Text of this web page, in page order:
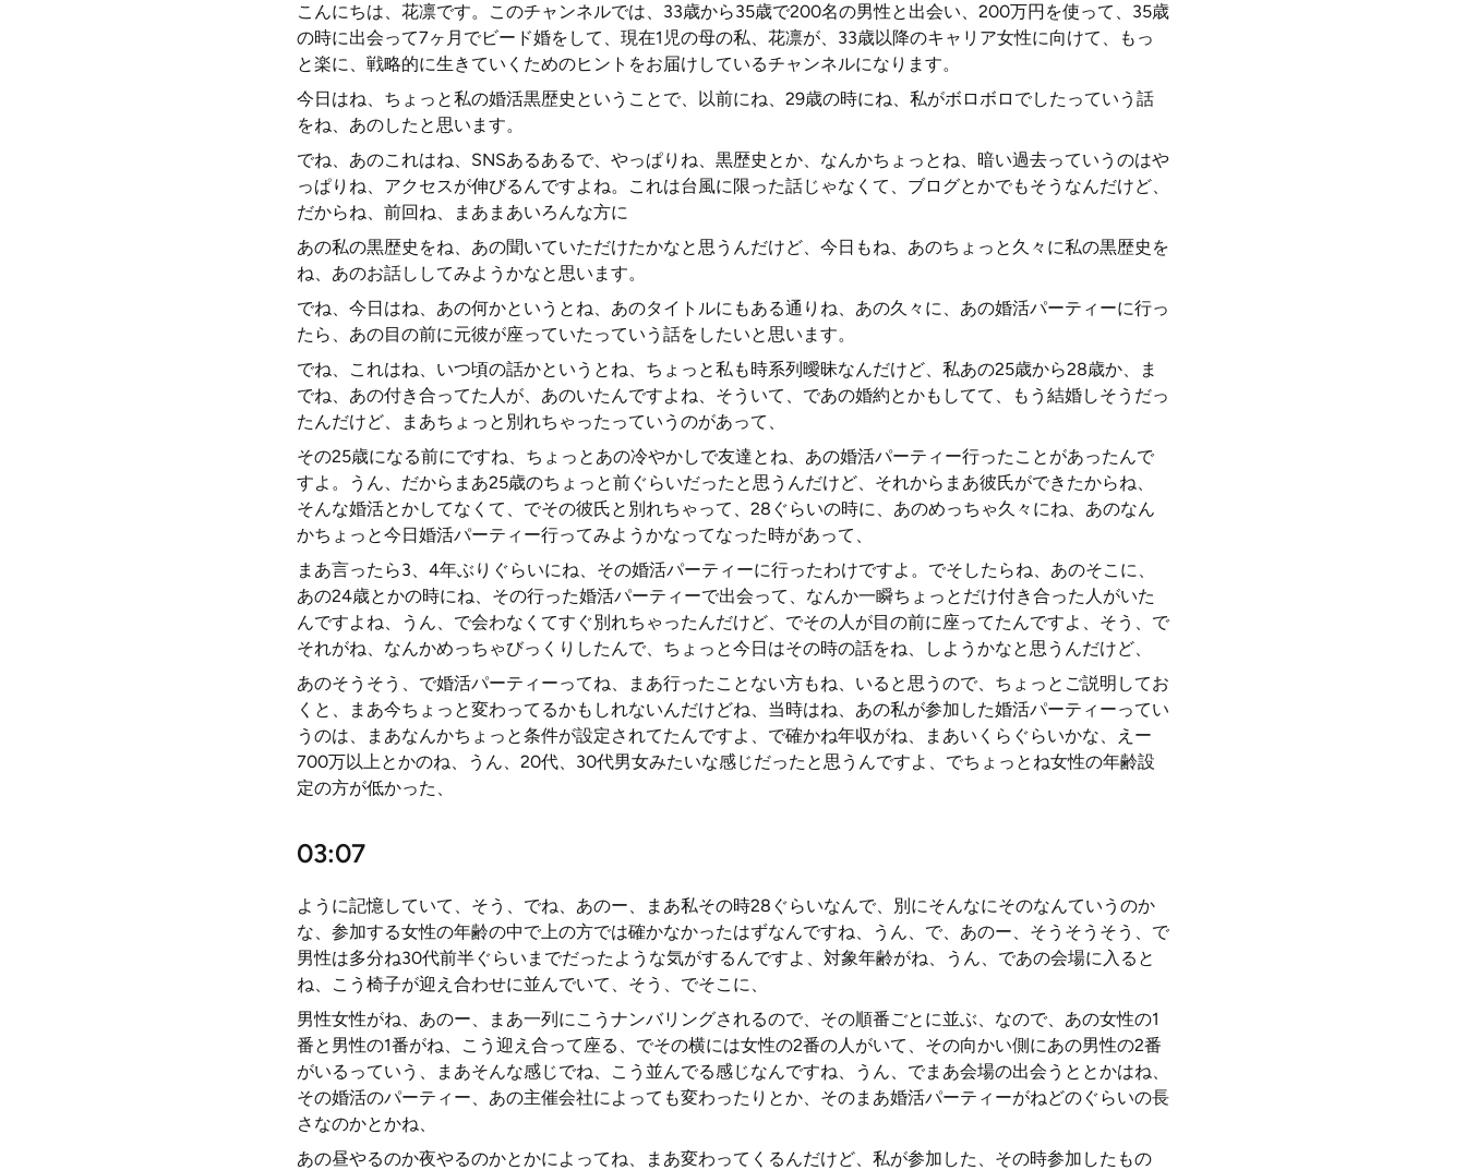
こんにちは、花凛です。このチャンネルでは、33歳から35歳で200名の男性と出会い、200万円を使って、35歳
の時に出会って7ヶ月でビード婚をして、現在1児の母の私、花凛が、33歳以降のキャリア女性に向けて、もっ
と楽に、戦略的に生きていくためのヒントをお届けしているチャンネルになります。
今日はね、ちょっと私の婚活黒歴史ということで、以前にね、29歳の時にね、私がボロボロでしたっていう話
をね、あのしたと思います。
でね、あのこれはね、SNSあるあるで、やっぱりね、黒歴史とか、なんかちょっとね、暗い過去っていうのはや
っぱりね、アクセスが伸びるんですよね。これは台風に限った話じゃなくて、ブログとかでもそうなんだけど、
だからね、前回ね、まあまあいろんな方に
あの私の黒歴史をね、あの聞いていただけたかなと思うんだけど、今日もね、あのちょっと久々に私の黒歴史を
ね、あのお話ししてみようかなと思います。
でね、今日はね、あの何かというとね、あのタイトルにもある通りね、あの久々に、あの婚活パーティーに行っ
たら、あの目の前に元彼が座っていたっていう話をしたいと思います。
でね、これはね、いつ頃の話かというとね、ちょっと私も時系列曖昧なんだけど、私あの25歳から28歳か、ま
でね、あの付き合ってた人が、あのいたんですよね、そういて、であの婚約とかもしてて、もう結婚しそうだっ
たんだけど、まあちょっと別れちゃったっていうのがあって、
その25歳になる前にですね、ちょっとあの冷やかしで友達とね、あの婚活パーティー行ったことがあったんで
すよ。うん、だからまあ25歳のちょっと前ぐらいだったと思うんだけど、それからまあ彼氏ができたからね、
そんな婚活とかしてなくて、でその彼氏と別れちゃって、28ぐらいの時に、あのめっちゃ久々にね、あのなん
かちょっと今日婚活パーティー行ってみようかなってなった時があって、
まあ言ったら3、4年ぶりぐらいにね、その婚活パーティーに行ったわけですよ。でそしたらね、あのそこに、
あの24歳とかの時にね、その行った婚活パーティーで出会って、なんか一瞬ちょっとだけ付き合った人がいた
んですよね、うん、で会わなくてすぐ別れちゃったんだけど、でその人が目の前に座ってたんですよ、そう、で
それがね、なんかめっちゃびっくりしたんで、ちょっと今日はその時の話をね、しようかなと思うんだけど、
あのそうそう、で婚活パーティーってね、まあ行ったことない方もね、いると思うので、ちょっとご説明してお
くと、まあ今ちょっと変わってるかもしれないんだけどね、当時はね、あの私が参加した婚活パーティーってい
うのは、まあなんかちょっと条件が設定されてたんですよ、で確かね年収がね、まあいくらぐらいかな、えー
700万以上とかのね、うん、20代、30代男女みたいな感じだったと思うんですよ、でちょっとね女性の年齢設
定の方が低かった、
03:07
ように記憶していて、そう、でね、あのー、まあ私その時28ぐらいなんで、別にそんなにそのなんていうのか
な、参加する女性の年齢の中で上の方では確かなかったはずなんですね、うん、で、あのー、そうそうそう、で
男性は多分ね30代前半ぐらいまでだったような気がするんですよ、対象年齢がね、うん、であの会場に入ると
ね、こう椅子が迎え合わせに並んでいて、そう、でそこに、
男性女性がね、あのー、まあ一列にこうナンバリングされるので、その順番ごとに並ぶ、なので、あの女性の1
番と男性の1番がね、こう迎え合って座る、でその横には女性の2番の人がいて、その向かい側にあの男性の2番
がいるっていう、まあそんな感じでね、こう並んでる感じなんですね、うん、でまあ会場の出会うととかはね、
その婚活のパーティー、あの主催会社によっても変わったりとか、そのまあ婚活パーティーがねどのぐらいの長
さなのかとかね、
あの昼やるのか夜やるのかとかによってね、まあ変わってくるんだけど、私が参加した、その時参加したもの